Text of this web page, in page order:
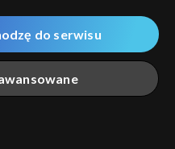
Kącik kulinarny
na udostępnianie
odwiedzania przez
zwanych dalej
za pomocą
do serwisu